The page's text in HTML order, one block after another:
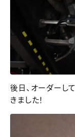
後日、オーダーし
きました！